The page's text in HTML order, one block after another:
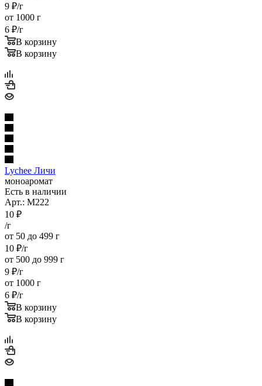
9 ₽/г
от 1000 г
6 ₽/г
В корзину
В корзину
Lychee Личи
моноаромат
Есть в наличии
Арт.: M222
10 ₽
/г
от 50 до 499 г
10 ₽/г
от 500 до 999 г
9 ₽/г
от 1000 г
6 ₽/г
В корзину
В корзину